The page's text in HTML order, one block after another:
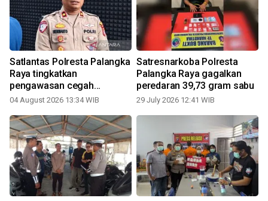
Satlantas Polresta Palangka
Raya tingkatkan
pengawasan cegah
kecelakaan lalu lintas
04 August 2026 13:34 WIB
Satresnarkoba Polresta
Palangka Raya gagalkan
peredaran 39,73 gram sabu
29 July 2026 12:41 WIB